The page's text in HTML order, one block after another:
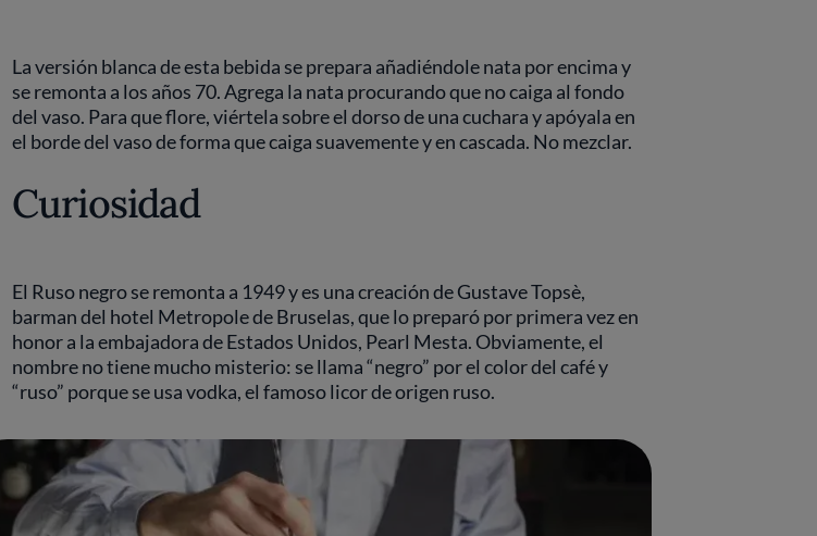
La versión blanca de esta bebida se prepara añadiéndole nata por encima y
se remonta a los años 70. Agrega la nata procurando que no caiga al fondo
del vaso. Para que flore, viértela sobre el dorso de una cuchara y apóyala en
el borde del vaso de forma que caiga suavemente y en cascada. No mezclar.
Curiosidad
El Ruso negro se remonta a 1949 y es una creación de Gustave Topsè,
barman del hotel Metropole de Bruselas, que lo preparó por primera vez en
honor a la embajadora de Estados Unidos, Pearl Mesta. Obviamente, el
nombre no tiene mucho misterio: se llama “negro” por el color del café y
“ruso” porque se usa vodka, el famoso licor de origen ruso.